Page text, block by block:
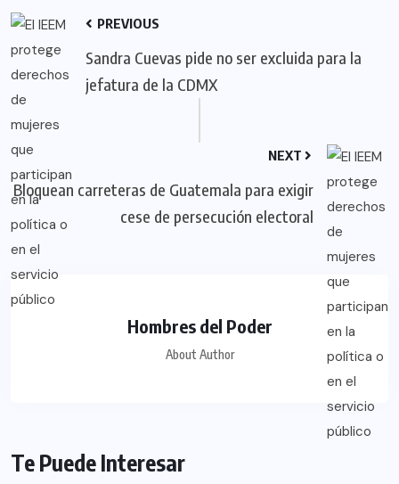
PREVIOUS
Sandra Cuevas pide no ser excluida para la
jefatura de la CDMX
NEXT
Bloquean carreteras de Guatemala para exigir
cese de persecución electoral
Hombres del Poder
About Author
Te Puede Interesar